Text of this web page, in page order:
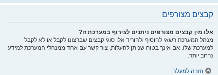
קבצים מצורפים
אלו מין קבצים מצורפים ניתנים לצירוף במערכת זו?
מנהל המערכת רשאי להוסיף ולהוריד אלו סוגי קבצים שברצונו לקבל או לא לקבל
למערכת שלו. אם אינך בטוח שניתן להעלות, צור קשר עם אחד ממנהלי המערכת למידע
נרחב יותר.
חזרה למעלה